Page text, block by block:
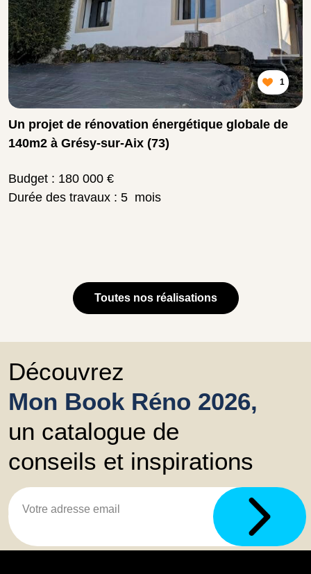
1
Un projet de rénovation énergétique globale de
140m2 à Grésy-sur-Aix (73)
Budget : 180 000 €
Durée des travaux : 5 mois
Toutes nos réalisations
Découvrez
Mon Book Réno 2026,
un catalogue de
conseils et inspirations